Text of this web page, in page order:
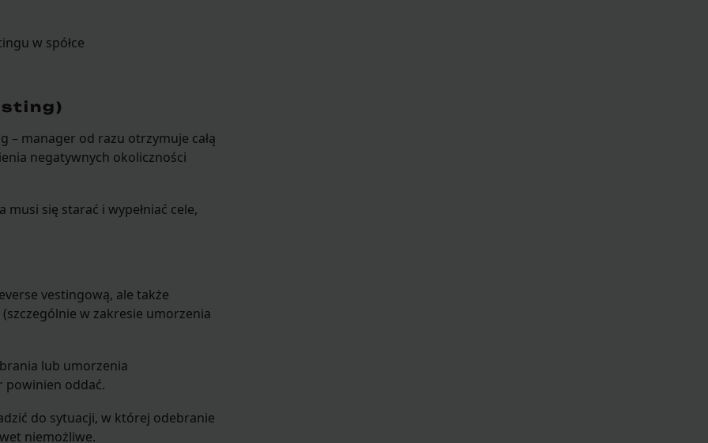
– manager od razu otrzymuje całą
negatywnych okoliczności
się starać i wypełniać cele,
vestingową, ale także
w zakresie umorzenia
lub umorzenia
powinien oddać.
do sytuacji, w której odebranie
niemożliwe.